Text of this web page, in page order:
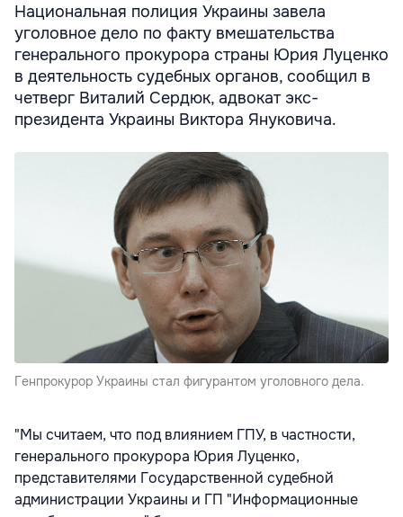
Национальная полиция Украины завела
уголовное дело по факту вмешательства
генерального прокурора страны Юрия Луценко
в деятельность судебных органов, сообщил в
четверг Виталий Сердюк, адвокат экс-
президента Украины Виктора Януковича.
Генпрокурор Украины стал фигурантом уголовного дела.
"Мы считаем, что под влиянием ГПУ, в частности,
генерального прокурора Юрия Луценко,
представителями Государственной судебной
администрации Украины и ГП "Информационные